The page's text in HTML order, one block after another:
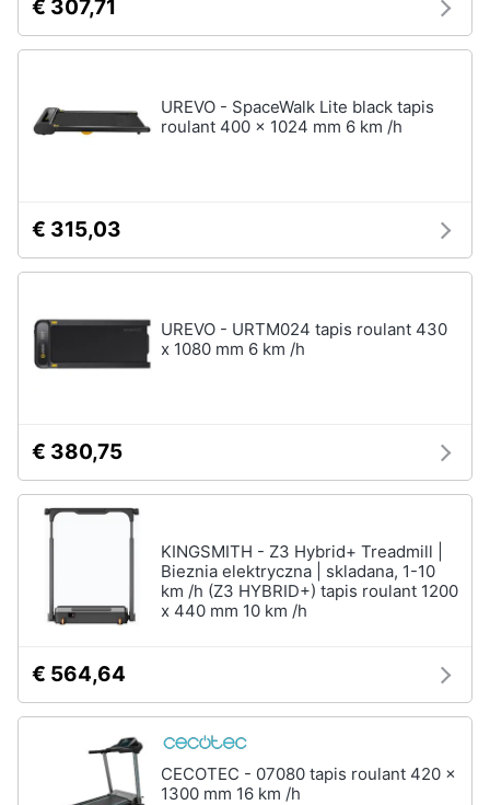
€ 307,71
UREVO - SpaceWalk Lite black tapis
roulant 400 x 1024 mm 6 km /h
€ 315,03
UREVO - URTM024 tapis roulant 430
x 1080 mm 6 km /h
€ 380,75
KINGSMITH - Z3 Hybrid+ Treadmill |
Bieznia elektryczna | skladana, 1-10
km /h (Z3 HYBRID+) tapis roulant 1200
x 440 mm 10 km /h
€ 564,64
CECOTEC - 07080 tapis roulant 420 x
1300 mm 16 km /h